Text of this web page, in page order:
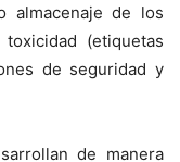
almacenaje de los
(etiquetas
de seguridad y
de manera